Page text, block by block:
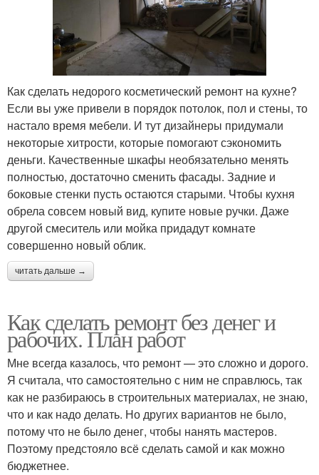
Как сделать недорого косметический ремонт на кухне?
Если вы уже привели в порядок потолок, пол и стены, то
настало время мебели. И тут дизайнеры придумали
некоторые хитрости, которые помогают сэкономить
деньги. Качественные шкафы необязательно менять
полностью, достаточно сменить фасады. Задние и
боковые стенки пусть остаются старыми. Чтобы кухня
обрела совсем новый вид, купите новые ручки. Даже
другой смеситель или мойка придадут комнате
совершенно новый облик.
читать дальше →
Как сделать ремонт без денег и
рабочих. План работ
Мне всегда казалось, что ремонт — это сложно и дорого.
Я считала, что самостоятельно с ним не справлюсь, так
как не разбираюсь в строительных материалах, не знаю,
что и как надо делать. Но других вариантов не было,
потому что не было денег, чтобы нанять мастеров.
Поэтому предстояло всё сделать самой и как можно
бюджетнее.